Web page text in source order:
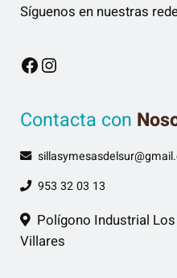
Síguenos en nuestras
Facebook Instagram
Contacta con
953 32 03 13
Polígono Industrial
Villares